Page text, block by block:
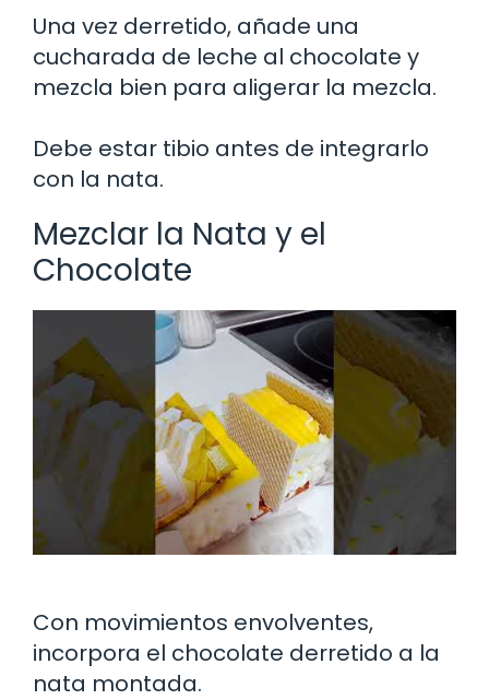
Una vez derretido, añade una
cucharada de leche al chocolate y
mezcla bien para aligerar la mezcla.
Debe estar tibio antes de integrarlo
con la nata.
Mezclar la Nata y el
Chocolate
Con movimientos envolventes,
incorpora el chocolate derretido a la
nata montada.